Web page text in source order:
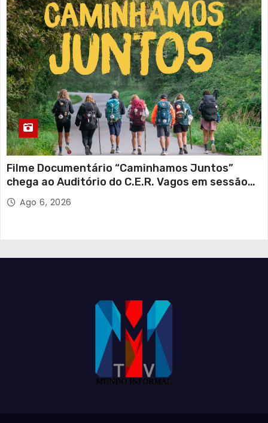
Filme Documentário “Caminhamos Juntos”
chega ao Auditório do C.E.R. Vagos em sessão
solidária
Ago 6, 2026